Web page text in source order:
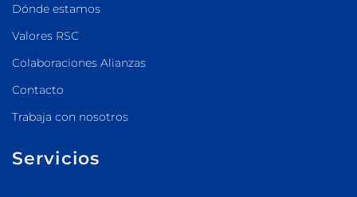
Dónde estamos
Valores RSC
Colaboraciones Alianzas
Contacto
Trabaja con nosotros
Servicios